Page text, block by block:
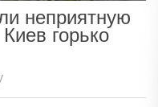
неприятную
горько